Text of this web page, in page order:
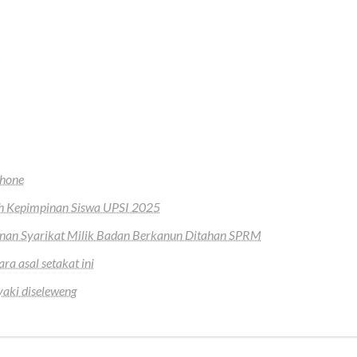
Kepimpinan Siswa UPSI 2025
Syarikat Milik Badan Berkanun Ditahan SPRM
asal setakat ini
diseleweng